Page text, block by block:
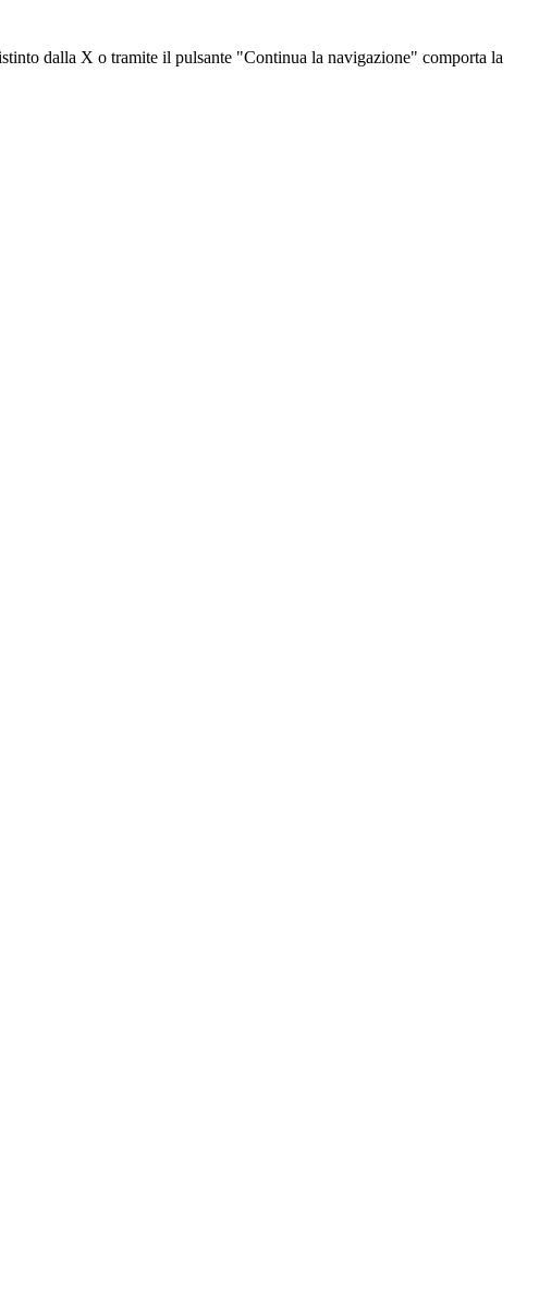
dalla X o tramite il pulsante "Continua la navigazione" comporta la